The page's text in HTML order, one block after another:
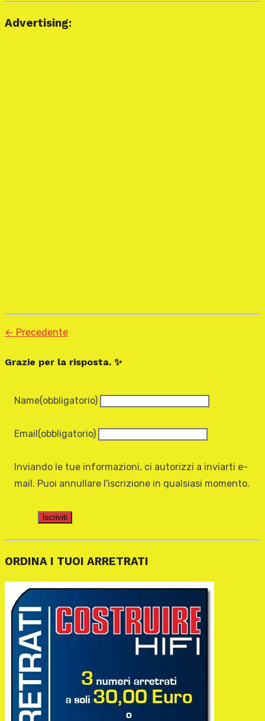
Advertising:
← Precedente
Grazie per la risposta. ✨
Name(obbligatorio)
Email(obbligatorio)
Inviando le tue informazioni, ci autorizzi a inviarti e-
mail. Puoi annullare l'iscrizione in qualsiasi momento.
Iscriviti
ORDINA I TUOI ARRETRATI